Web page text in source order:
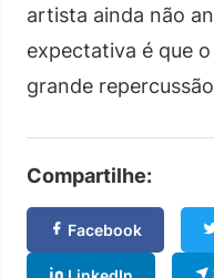
artista ainda não
expectativa é que
grande
Compartilhe:
Facebook